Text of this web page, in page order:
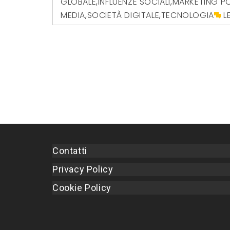
MEDIA,SOCIETÀ DIGITALE,TECNOLOGIA
Contatti
Privacy Policy
Cookie Policy